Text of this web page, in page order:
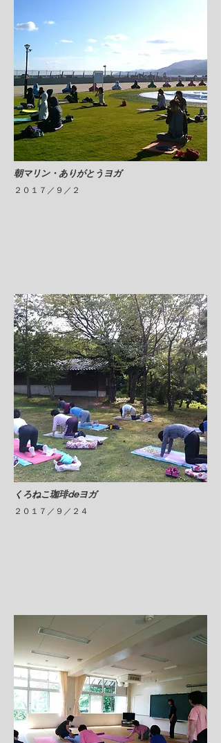
​朝マリン・ありがとうヨガ
２０１７／９／２
​くろねこ珈琲deヨガ
​２０１７／９／２４